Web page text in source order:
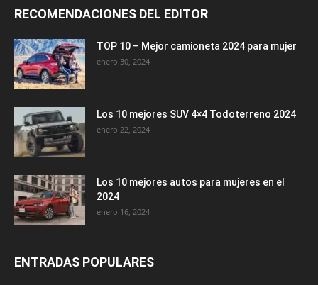
RECOMENDACIONES DEL EDITOR
TOP 10 – Mejor camioneta 2024 para mujer
enero 30, 2024
Los 10 mejores SUV 4×4 Todoterreno 2024
enero 22, 2024
Los 10 mejores autos para mujeres en el
2024
enero 16, 2024
ENTRADAS POPULARES